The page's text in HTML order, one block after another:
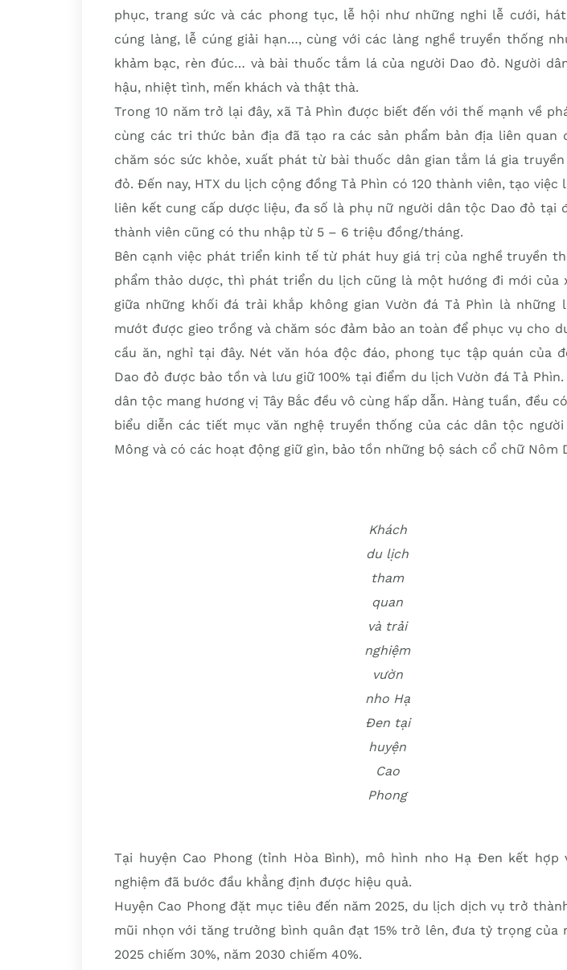
phục, trang sức và các phong tục, lễ hội như những nghi lễ cưới,
cúng làng, lễ cúng giải hạn…, cùng với các làng nghề truyền thống
khảm bạc, rèn đúc… và bài thuốc tắm lá của người Dao đỏ. Người
hậu, nhiệt tình, mến khách và thật thà.
Trong 10 năm trở lại đây, xã Tả Phìn được biết đến với thế mạnh về
cùng các tri thức bản địa đã tạo ra các sản phẩm bản địa liên quan
chăm sóc sức khỏe, xuất phát từ bài thuốc dân gian tắm lá gia truyền
đỏ. Đến nay, HTX du lịch cộng đồng Tả Phìn có 120 thành viên, tạo việc
liên kết cung cấp dược liệu, đa số là phụ nữ người dân tộc Dao đỏ tại
thành viên cũng có thu nhập từ 5 – 6 triệu đồng/tháng.
Bên cạnh việc phát triển kinh tế từ phát huy giá trị của nghề truyền
phẩm thảo dược, thì phát triển du lịch cũng là một hướng đi mới của
giữa những khối đá trải khắp không gian Vườn đá Tả Phìn là những
mướt được gieo trồng và chăm sóc đảm bảo an toàn để phục vụ cho
cầu ăn, nghỉ tại đây. Nét văn hóa độc đáo, phong tục tập quán của
Dao đỏ được bảo tồn và lưu giữ 100% tại điểm du lịch Vườn đá Tả
dân tộc mang hương vị Tây Bắc đều vô cùng hấp dẫn. Hàng tuần, đều
biểu diễn các tiết mục văn nghệ truyền thống của các dân tộc
Mông và có các hoạt động giữ gìn, bảo tồn những bộ sách cổ chữ Nôm
Khách
du lịch
tham
quan
và trải
nghiệm
vườn
nho Hạ
Đen tại
huyện
Cao
Phong
Tại huyện Cao Phong (tỉnh Hòa Bình), mô hình nho Hạ Đen kết
nghiệm đã bước đầu khẳng định được hiệu quả.
Huyện Cao Phong đặt mục tiêu đến năm 2025, du lịch dịch vụ trở
mũi nhọn với tăng trưởng bình quân đạt 15% trở lên, đưa tỷ trọng của
2025 chiếm 30%, năm 2030 chiếm 40%.